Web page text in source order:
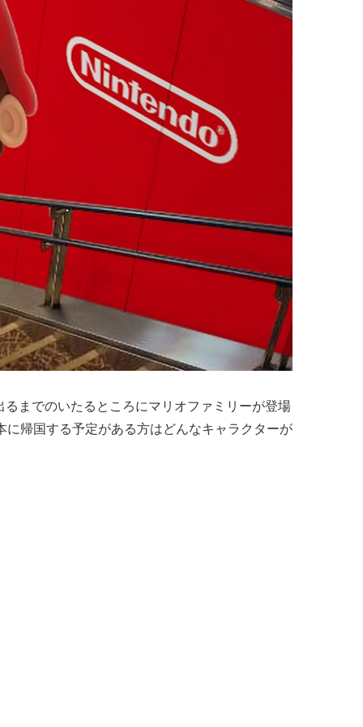
までのいたるところにマリオファミリーが登場
帰国する予定がある方はどんなキャラクターが